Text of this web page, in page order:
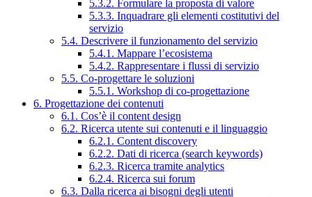
5.3.2. Formulare la proposta di valore
5.3.3. Inquadrare gli elementi costitutivi del
servizio
5.4. Descrivere il funzionamento del servizio
5.4.1. Mappare l’ecosistema
5.4.2. Rappresentare i flussi di servizio
5.5. Co-progettare le soluzioni
5.5.1. Workshop di co-progettazione
6. Progettazione dei contenuti
6.1. Cos’è il content design
6.2. Ricerca utente sui contenuti e il linguaggio
6.2.1. Content discovery
6.2.2. Dati di ricerca (search keywords)
6.2.3. Ricerca tramite analytics
6.2.4. Ricerca sui forum
6.3. Dalla ricerca ai bisogni degli utenti